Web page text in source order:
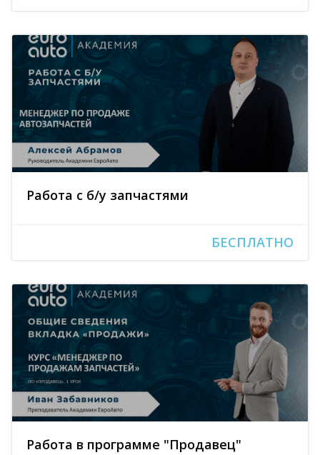
Работа с б/у запчастями
БЕСПЛАТНО
Работа в программе "Продавец"